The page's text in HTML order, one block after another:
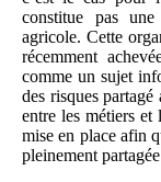
constitue pas
agricole. Cette
récemment
comme un sujet
des risques
entre les métiers et
mise en place afin
pleinement